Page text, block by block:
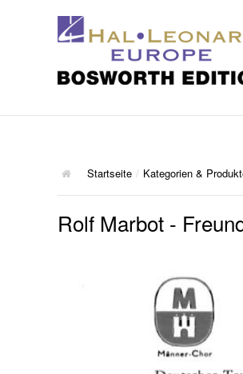
Startseite / Kategorien &
Rolf Marbot -